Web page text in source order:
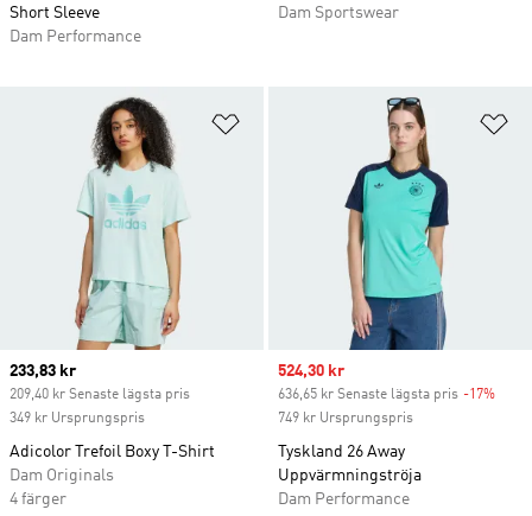
Short Sleeve
Dam Performance
Dam Sportswear
Lägg till på önskelistan
Current price
233,83 kr
209,40 kr Senaste lägsta pris
349 kr Ursprungspris
Adicolor Trefoil Boxy T-Shirt
Dam Originals
4 färger
Sale price
524,30 kr
636,65 kr Senaste lägsta pris -17%
749 kr Ursprungspris
Tyskland 26 Away
Uppvärmningströja
Dam Performance